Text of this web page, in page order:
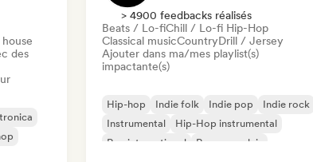
des
> 4900 feedbacks réalisés
Beats / Lo-fiChill / Lo-fi Hip-Hop
Classical musicCountryDrill / Jersey
Ajouter dans ma/mes playlist(s)
impactante(s)
Hip-hop Indie folk Indie pop
Indie rock
Instrumental
Hip-Hop instrumental
Rap international
Rap en anglais